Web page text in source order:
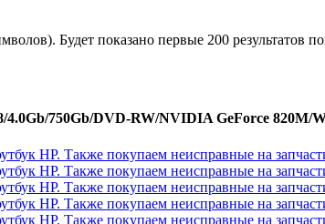
Будет показано первые 200 результатов
4.0Gb/750Gb/DVD-RW/NVIDIA GeForce 820M/